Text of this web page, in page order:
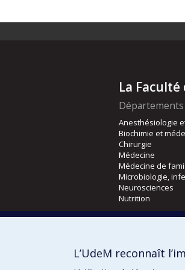
La
Départements
Anesthésiologie
Biochimie et
Chirurgie
Médecine
Médecine de
Microbiologie,
Neurosciences
Nutrition
Orthophonie et
L’UdeM reconnaît